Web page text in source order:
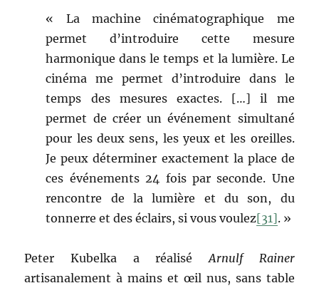
« La machine cinématographique me
permet d’introduire cette mesure
harmonique dans le temps et la lumière. Le
cinéma me permet d’introduire dans le
temps des mesures exactes. […] il me
permet de créer un événement simultané
pour les deux sens, les yeux et les oreilles.
Je peux déterminer exactement la place de
ces événements 24 fois par seconde. Une
rencontre de la lumière et du son, du
tonnerre et des éclairs, si vous voulez[31]. »
Peter Kubelka a réaliséArnulf Rainer
artisanalement à mains et œil nus, sans table